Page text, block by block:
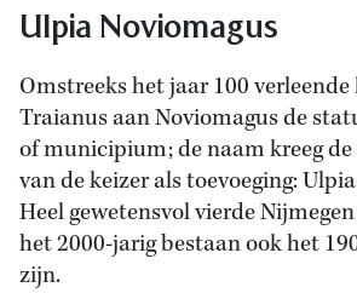
Ulpia Noviomagus
Omstreeks het jaar 100
Traianus aan Noviomagus de
of municipium; de naam kreeg
van de keizer als toevoeging:
Heel gewetensvol vierde
het 2000-jarig bestaan ook het
zijn.